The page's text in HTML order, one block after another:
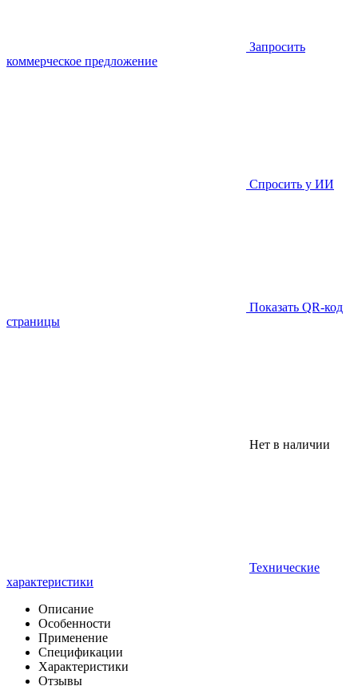
Запросить
коммерческое предложение
Спросить у ИИ
Показать QR-код
страницы
Нет в наличии
Технические
характеристики
Описание
Особенности
Применение
Спецификации
Характеристики
Отзывы